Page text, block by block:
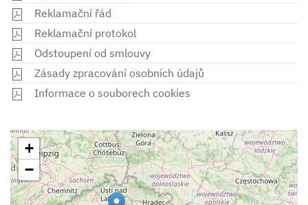
Reklamační řád
Reklamační protokol
Odstoupení od smlouvy
Zásady zpracování osobních údajů
Informace o souborech cookies
+
−